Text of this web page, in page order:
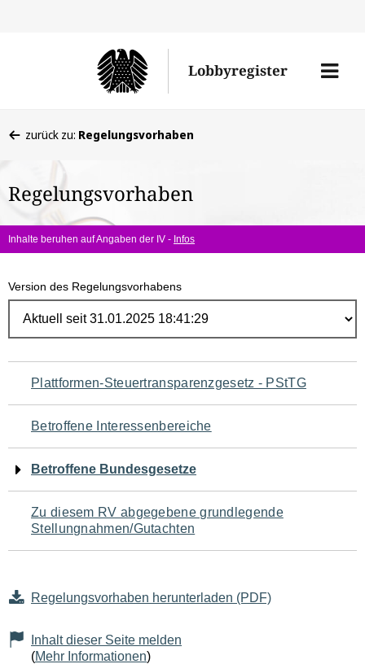
Lobbyregister
Menü
befinden
hier:
zurück zu: Regelungsvorhaben
Regelungsvorhaben
Inhalte beruhen auf Angaben der IV - Infos
Version des Regelungsvorhabens
Navigation
für
den
Seiteninhalt
Plattformen-Steuertransparenzgesetz - PStTG
Betroffene Interessenbereiche
Betroffene Bundesgesetze
Zu diesem RV abgegebene grundlegende
Stellungnahmen/Gutachten
Regelungsvorhaben herunterladen (PDF)
Inhalt dieser Seite melden
(Mehr Informationen)